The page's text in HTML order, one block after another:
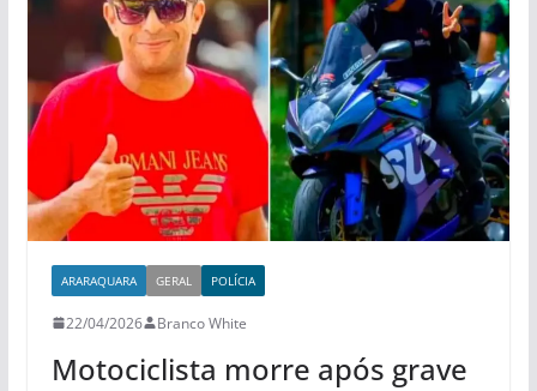
ARARAQUARA GERAL POLÍCIA
22/04/2026 Branco White
Motociclista morre após grave